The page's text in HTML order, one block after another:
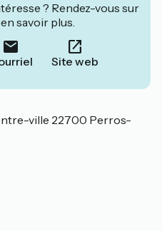
? Rendez-vous sur
savoir plus.
Site web
ville 22700 Perros-